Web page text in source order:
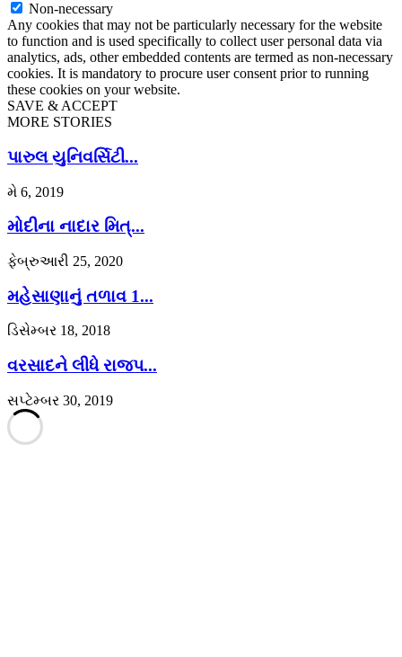
Non-necessary
Any cookies that may not be particularly necessary for the website
to function and is used specifically to collect user personal data via
analytics, ads, other embedded contents are termed as non-necessary
cookies. It is mandatory to procure user consent prior to running
these cookies on your website.
SAVE & ACCEPT
MORE STORIES
પારુલ યુનિવર્સિટી...
મે 6, 2019
મોદીના નાદાર મિત્...
ફેબ્રુઆરી 25, 2020
મહેસાણાનું તળાવ 1...
ડિસેમ્બર 18, 2018
વરસાદને લીધે રાજપ...
સપ્ટેમ્બર 30, 2019